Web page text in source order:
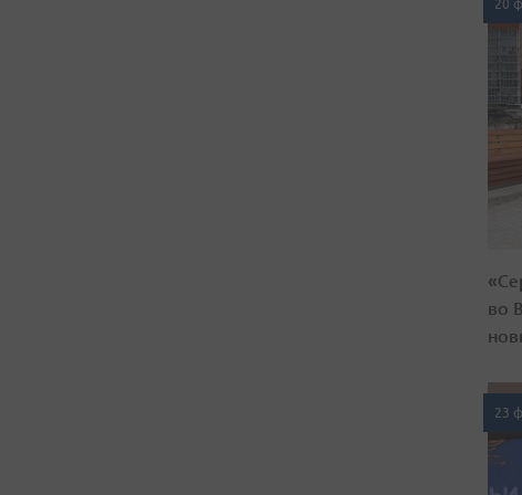
20
во
23